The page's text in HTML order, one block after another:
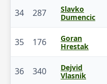
34 287
Slavko
Dumencic
35 176
Goran
Hrestak
36 340
Dejvid
Vlasnik